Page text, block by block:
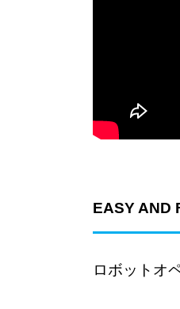
EASY AND
ロボットオ